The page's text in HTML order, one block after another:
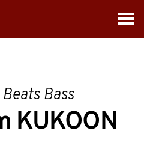
Bass
KUKOON